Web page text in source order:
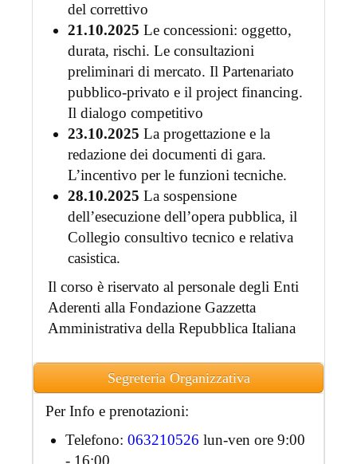
del correttivo
21.10.2025 Le concessioni: oggetto,
durata, rischi. Le consultazioni
preliminari di mercato. Il Partenariato
pubblico-privato e il project financing.
Il dialogo competitivo
23.10.2025 La progettazione e la
redazione dei documenti di gara.
L’incentivo per le funzioni tecniche.
28.10.2025 La sospensione
dell’esecuzione dell’opera pubblica, il
Collegio consultivo tecnico e relativa
casistica.
Il corso è riservato al personale degli Enti
Aderenti alla Fondazione Gazzetta
Amministrativa della Repubblica Italiana
Segreteria Organizzativa
Per Info e prenotazioni:
Telefono: 063210526 lun-ven ore 9:00
- 16:00.